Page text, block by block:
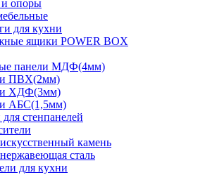
опоры
для кухни
ящики POWER BOX
панели МДФ(4мм)
ПВХ(2мм)
ХДФ(3мм)
АБС(1,5мм)
стенпанелей
камень
сталь
для кухни